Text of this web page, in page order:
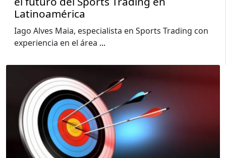
Latinoamérica
Iago Alves Maia, especialista en Sports Trading con
experiencia en el área ...